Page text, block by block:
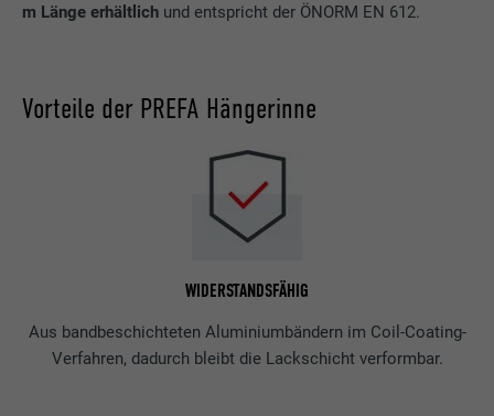
m Länge erhältlich und entspricht der ÖNORM EN 612.
Vorteile der PREFA Hängerinne
WIDERSTANDSFÄHIG
Aus bandbeschichteten Aluminiumbändern im Coil-Coating-
Verfahren, dadurch bleibt die Lackschicht verformbar.